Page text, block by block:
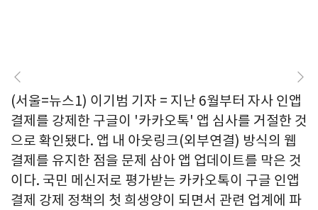
(서울=뉴스1) 이기범 기자 = 지난 6월부터 자사 인앱
결제를 강제한 구글이 '카카오톡' 앱 심사를 거절한 것
으로 확인됐다. 앱 내 아웃링크(외부연결) 방식의 웹
결제를 유지한 점을 문제 삼아 앱 업데이트를 막은 것
이다. 국민 메신저로 평가받는 카카오톡이 구글 인앱
결제 강제 정책의 첫 희생양이 되면서 관련 업계에 파